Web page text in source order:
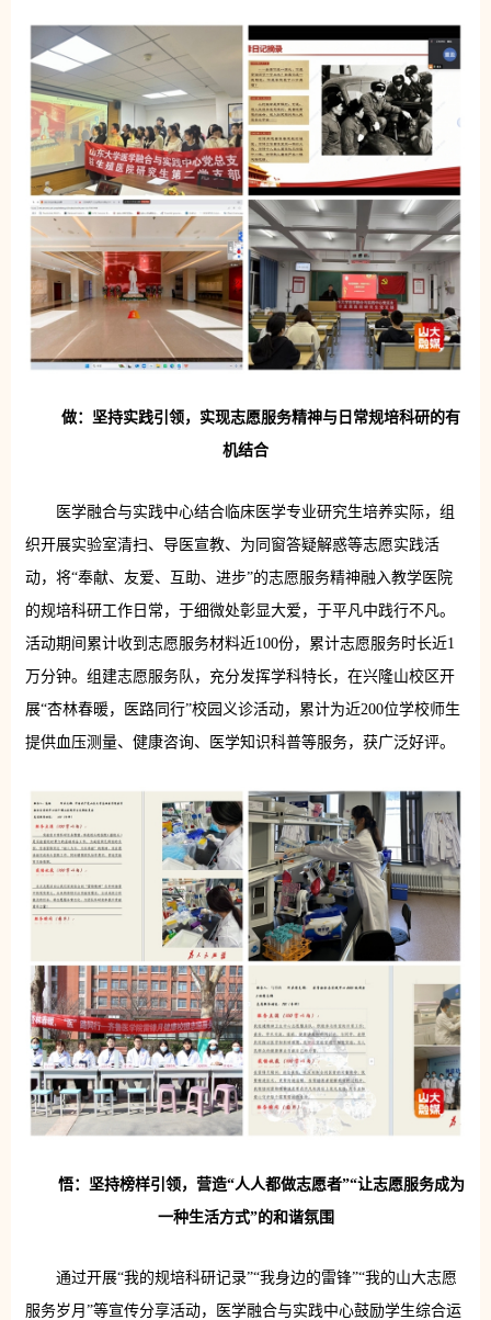
做：坚持实践引领，实现志愿服务精神与日常规培科研的有
机结合
医学融合与实践中心结合临床医学专业研究生培养实际，组
织开展实验室清扫、导医宣教、为同窗答疑解惑等志愿实践活
动，将“奉献、友爱、互助、进步”的志愿服务精神融入教学医院
的规培科研工作日常，于细微处彰显大爱，于平凡中践行不凡。
活动期间累计收到志愿服务材料近100份，累计志愿服务时长近1
万分钟。组建志愿服务队，充分发挥学科特长，在兴隆山校区开
展“杏林春暖，医路同行”校园义诊活动，累计为近200位学校师生
提供血压测量、健康咨询、医学知识科普等服务，获广泛好评。
悟：坚持榜样引领，营造“人人都做志愿者”“让志愿服务成为
一种生活方式”的和谐氛围
通过开展“我的规培科研记录”“我身边的雷锋”“我的山大志愿
服务岁月”等宣传分享活动，医学融合与实践中心鼓励学生综合运